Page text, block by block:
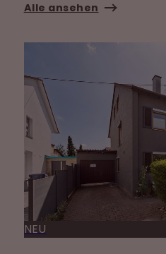
Alle ansehen
NEU